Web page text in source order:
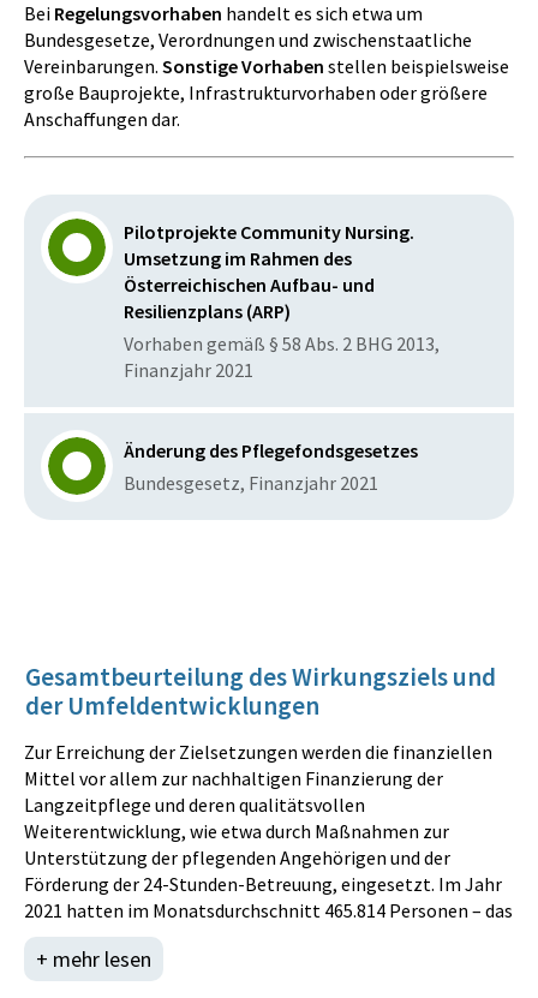
Bei Regelungsvorhaben handelt es sich etwa um
Bundesgesetze, Verordnungen und zwischenstaatliche
Vereinbarungen. Sonstige Vorhaben stellen beispielsweise
große Bauprojekte, Infrastrukturvorhaben oder größere
Anschaffungen dar.
Pilotprojekte Community Nursing.
Umsetzung im Rahmen des
Österreichischen Aufbau- und
Resilienzplans (ARP)
Vorhaben gemäß § 58 Abs. 2 BHG 2013,
Finanzjahr 2021
Änderung des Pflegefondsgesetzes
Bundesgesetz, Finanzjahr 2021
Gesamtbeurteilung des Wirkungsziels und
der Umfeldentwicklungen
Zur Erreichung der Zielsetzungen werden die finanziellen
Mittel vor allem zur nachhaltigen Finanzierung der
Langzeitpflege und deren qualitätsvollen
Weiterentwicklung, wie etwa durch Maßnahmen zur
Unterstützung der pflegenden Angehörigen und der
Förderung der 24-Stunden-Betreuung, eingesetzt. Im Jahr
2021 hatten im Monatsdurchschnitt 465.814 Personen – das
sind mehr als 5 % der österreichischen Bevölkerung – einen
Anspruch auf Pflegegeld, 23.300 Personen haben im
+ mehr lesen